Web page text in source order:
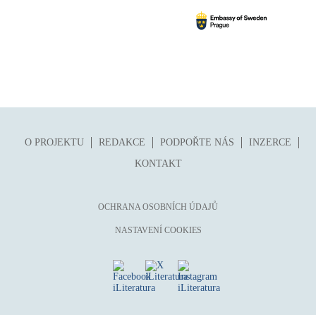
O PROJEKTU REDAKCE PODPOŘTE NÁS
INZERCE
KONTAKT
OCHRANA OSOBNÍCH ÚDAJŮ
NASTAVENÍ COOKIES